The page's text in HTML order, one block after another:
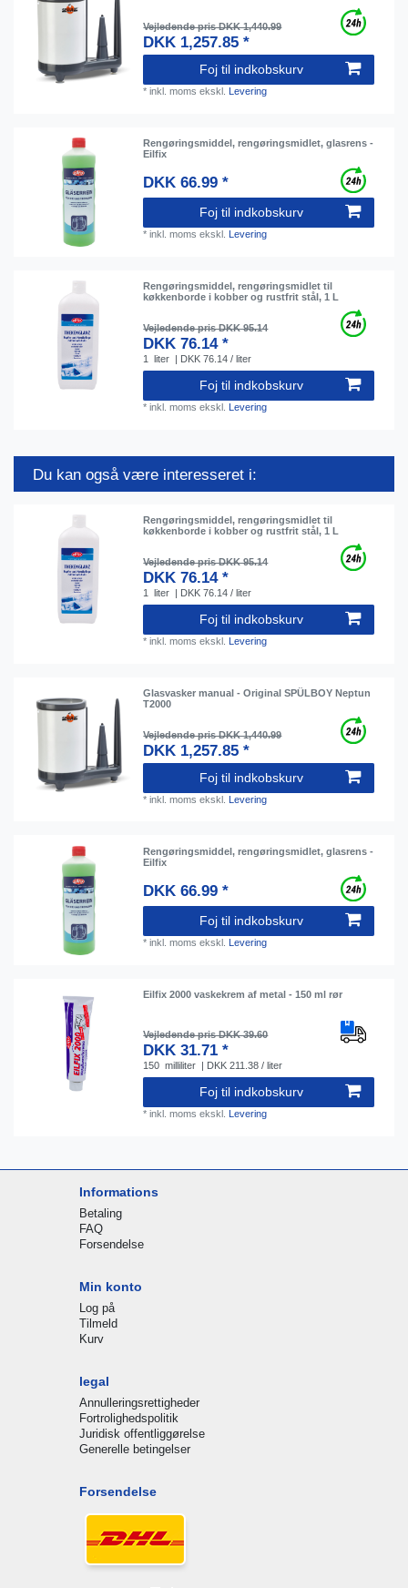
Vejledende pris DKK 1,440.99
DKK 1,257.85 *
Foj til indkobskurv
*inkl. moms ekskl. Levering
Rengøringsmiddel, rengøringsmidlet, glasrens -
Eilfix
DKK 66.99 *
Foj til indkobskurv
*inkl. moms ekskl. Levering
Rengøringsmiddel, rengøringsmidlet til
køkkenborde i kobber og rustfrit stål, 1 L
Vejledende pris DKK 95.14
DKK 76.14 *
1 liter | DKK 76.14 / liter
Foj til indkobskurv
*inkl. moms ekskl. Levering
Du kan også være interesseret i:
Rengøringsmiddel, rengøringsmidlet til
køkkenborde i kobber og rustfrit stål, 1 L
Vejledende pris DKK 95.14
DKK 76.14 *
1 liter | DKK 76.14 / liter
Foj til indkobskurv
*inkl. moms ekskl. Levering
Glasvasker manual - Original SPÜLBOY Neptun
T2000
Vejledende pris DKK 1,440.99
DKK 1,257.85 *
Foj til indkobskurv
*inkl. moms ekskl. Levering
Rengøringsmiddel, rengøringsmidlet, glasrens -
Eilfix
DKK 66.99 *
Foj til indkobskurv
*inkl. moms ekskl. Levering
Eilfix 2000 vaskekrem af metal - 150 ml rør
Vejledende pris DKK 39.60
DKK 31.71 *
150 milliliter | DKK 211.38 / liter
Foj til indkobskurv
*inkl. moms ekskl. Levering
Informations
Betaling
FAQ
Forsendelse
Min konto
Log på
Tilmeld
Kurv
legal
Annulleringsrettigheder
Fortrolighedspolitik
Juridisk offentliggørelse
Generelle betingelser
Forsendelse